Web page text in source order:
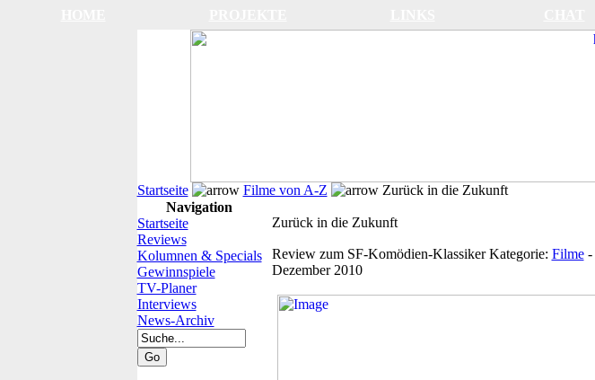
Startseite Filme von A-Z
Zurück in die Zukunft
Navigation
Startseite
Reviews
Kolumnen & Specials
Gewinnspiele
TV-Planer
Interviews
News-Archiv
Zurück in die Zukunft
Review zum SF-Komödien-Klassiker Kategorie: Filme-
Dezember 2010